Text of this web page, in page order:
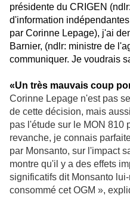
présidente du CRIGEN
d'information
par Corinne Lepage), j'ai
Barnier, (ndlr: ministre de
communiquer. Je voudrais
«Un très mauvais coup
Corinne Lepage n'est pas
de cette décision, mais
pas l'étude sur le MON 810
revanche, je connais
par Monsanto, sur l'impact
montre qu'il y a des effets
significatifs dit Monsanto
consommé cet OGM »,